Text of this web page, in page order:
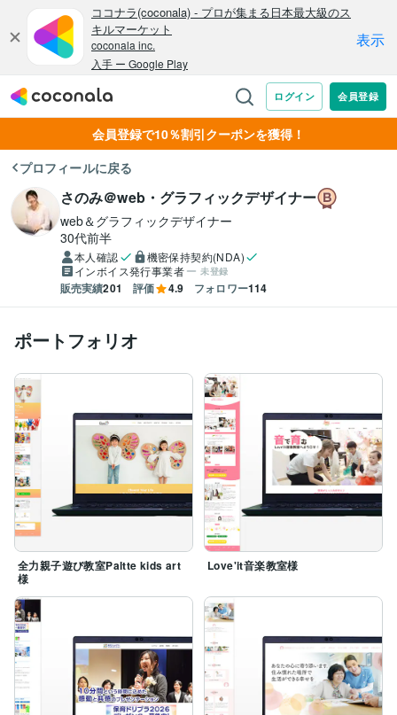
会員登録で10％割引クーポンを獲得！
プロフィールに戻る
さのみ＠web・グラフィックデザイナー
web＆グラフィックデザイナー
30代前半
本人確認
機密保持契約(NDA)
インボイス発行事業者
未登録
販売実績201 評価 4.9 フォロワー114
ポートフォリオ
全力親子遊び教室Paltte kids art
様
Love'it音楽教室様